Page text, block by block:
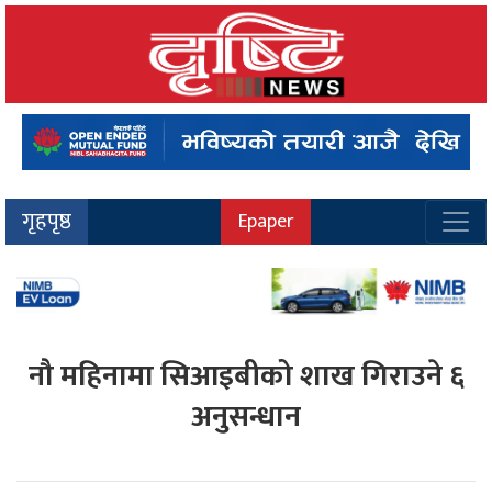
गृहपृष्ठ Epaper
नौ महिनामा सिआइबीको शाख गिराउने ६
अनुसन्धान